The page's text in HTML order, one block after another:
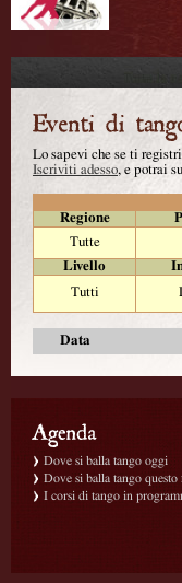
Lo sapevi che se ti
Iscriviti adesso, e potrai
Regione
Tutte
Livello
Tutti
Data
Dove si balla tango oggi
Dove si balla tango questo
I corsi di tango in